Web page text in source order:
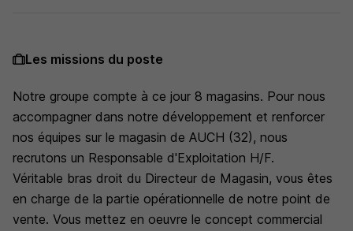
Les missions du poste
Notre groupe compte à ce jour 8 magasins. Pour nous
accompagner dans notre développement et renforcer
nos équipes sur le magasin de AUCH (32), nous
recrutons un Responsable d'Exploitation H/F.
Véritable bras droit du Directeur de Magasin, vous êtes
en charge de la partie opérationnelle de notre point de
vente. Vous mettez en oeuvre le concept commercial